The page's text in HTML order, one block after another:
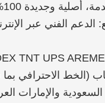
100% وبأسعار تنافسية
الدعم الفني عبر
(الخط الاحترافي
السعودية والإمارات